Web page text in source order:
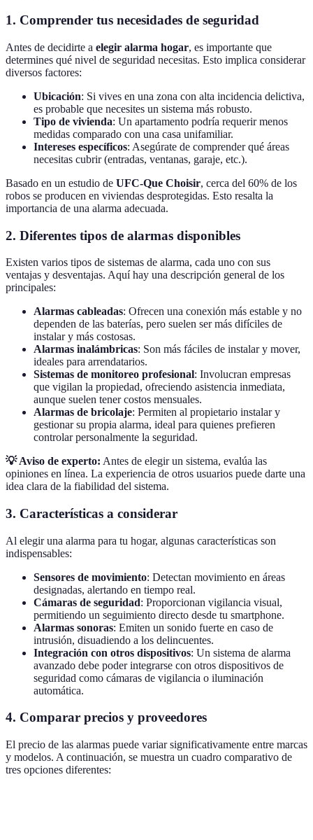
1. Comprender tus necesidades de seguridad
Antes de decidirte a elegir alarma hogar, es importante que
determines qué nivel de seguridad necesitas. Esto implica considerar
diversos factores:
Ubicación: Si vives en una zona con alta incidencia delictiva,
es probable que necesites un sistema más robusto.
Tipo de vivienda: Un apartamento podría requerir menos
medidas comparado con una casa unifamiliar.
Intereses específicos: Asegúrate de comprender qué áreas
necesitas cubrir (entradas, ventanas, garaje, etc.).
Basado en un estudio de UFC-Que Choisir, cerca del 60% de los
robos se producen en viviendas desprotegidas. Esto resalta la
importancia de una alarma adecuada.
2. Diferentes tipos de alarmas disponibles
Existen varios tipos de sistemas de alarma, cada uno con sus
ventajas y desventajas. Aquí hay una descripción general de los
principales:
Alarmas cableadas: Ofrecen una conexión más estable y no
dependen de las baterías, pero suelen ser más difíciles de
instalar y más costosas.
Alarmas inalámbricas: Son más fáciles de instalar y mover,
ideales para arrendatarios.
Sistemas de monitoreo profesional: Involucran empresas
que vigilan la propiedad, ofreciendo asistencia inmediata,
aunque suelen tener costos mensuales.
Alarmas de bricolaje: Permiten al propietario instalar y
gestionar su propia alarma, ideal para quienes prefieren
controlar personalmente la seguridad.
💡 Aviso de experto: Antes de elegir un sistema, evalúa las
opiniones en línea. La experiencia de otros usuarios puede darte una
idea clara de la fiabilidad del sistema.
3. Características a considerar
Al elegir una alarma para tu hogar, algunas características son
indispensables:
Sensores de movimiento: Detectan movimiento en áreas
designadas, alertando en tiempo real.
Cámaras de seguridad: Proporcionan vigilancia visual,
permitiendo un seguimiento directo desde tu smartphone.
Alarmas sonoras: Emiten un sonido fuerte en caso de
intrusión, disuadiendo a los delincuentes.
Integración con otros dispositivos: Un sistema de alarma
avanzado debe poder integrarse con otros dispositivos de
seguridad como cámaras de vigilancia o iluminación
automática.
4. Comparar precios y proveedores
El precio de las alarmas puede variar significativamente entre marcas
y modelos. A continuación, se muestra un cuadro comparativo de
tres opciones diferentes: